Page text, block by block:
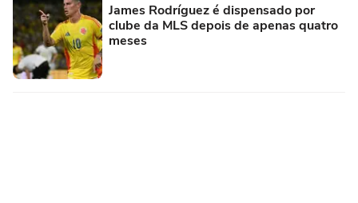
James Rodríguez é dispensado por
clube da MLS depois de apenas quatro
meses